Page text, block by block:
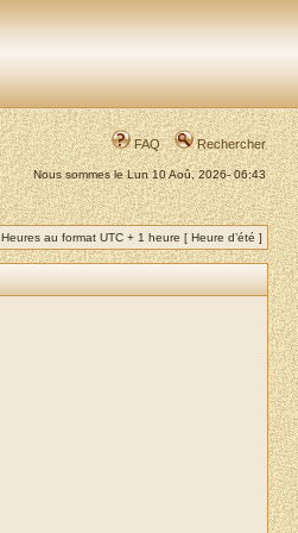
FAQ Rechercher
Nous sommes le Lun 10 Aoû, 2026- 06:43
Heures au format UTC + 1 heure [ Heure d’été ]